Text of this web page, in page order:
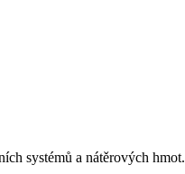
systémů a nátěrových hmot.